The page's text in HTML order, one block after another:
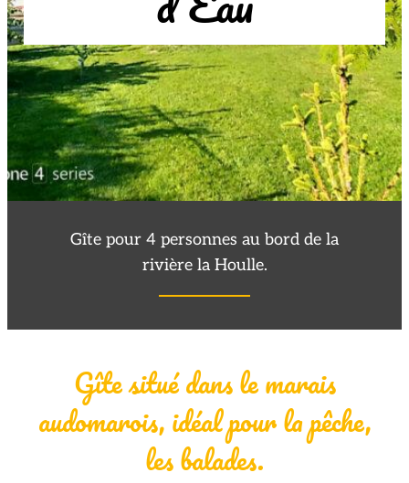
Gîte pour 4 personnes au bord de la
rivière la Houlle.
Gîte situé dans le marais
audomarois, idéal pour la pêche,
les balades.